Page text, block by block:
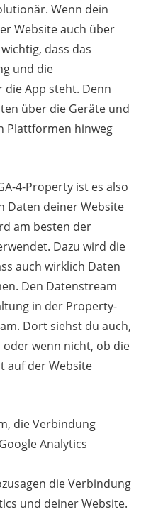
Wenn dein
Website auch über
dass das
und die
App steht. Denn
über die Geräte und
Plattformen hinweg
4-Property ist es also
Daten deiner Website
am besten der
Dazu wird die
auch wirklich Daten
Den Datenstream
in der Property-
Dort siehst du auch,
wenn nicht, ob die
auf der Website
die Verbindung
und deiner Website.